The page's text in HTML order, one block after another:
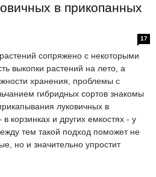
в прикопанных
17
сопряжено с некоторыми
выкопки растений на лето, а
хранения, проблемы с
гибридных сортов знакомы
луковичных в
корзинках и других емкостях - у
тем такой подход поможет не
но и значительно упростит